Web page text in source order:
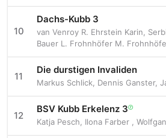
10
Dachs-Kubb 3
van Venroy R. Ehrstein Karin,
Bauer L. Frohnhöfer M.
11
Die durstigen Invaliden
Markus Schlick Dennis Ganster,
12
BSV Kubb Erkelenz 3ⓡ
Katja Pesch Ilona Farber